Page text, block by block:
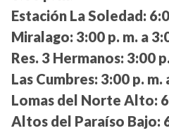
Estación La Soledad:
Miralago: 3:00 p. m. a
Res. 3 Hermanos: 3:00
Las Cumbres: 3:00 p. m.
Lomas del Norte Alto:
Altos del Paraíso Bajo: